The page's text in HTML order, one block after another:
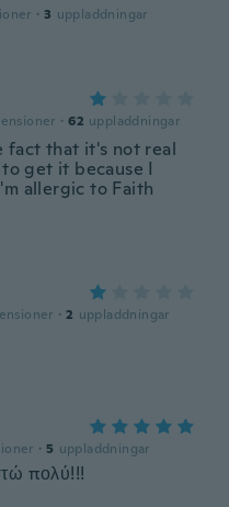
· 3 uppladdningar
· 62 uppladdningar
fact that it's not real
get it because I
allergic to Faith
· 2 uppladdningar
· 5 uppladdningar
πολύ!!!